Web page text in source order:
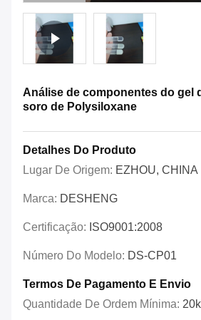
Análise de componentes do gel
soro de Polysiloxane
Detalhes Do Produto
Lugar De Origem: EZHOU, CHINA
Marca: DESHENG
Certificação: ISO9001:2008
Número Do Modelo: DS-CP01
Termos De Pagamento E Envio
Quantidade De Ordem Mínima: